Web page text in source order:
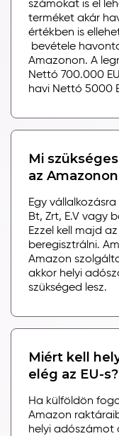
számokat is el
terméket akár
értékben is
bevétele
Amazonon. A
Nettó 700.000
havi Nettó 5000
Mi
az
Egy
Bt, Zrt, E.V vagy
Ezzel kell majd
beregisztrálni.
Amazon
akkor helyi
szükséged lesz.
Miért kell
elég az EU-s?
Ha külföldön
Amazon
helyi adószámot